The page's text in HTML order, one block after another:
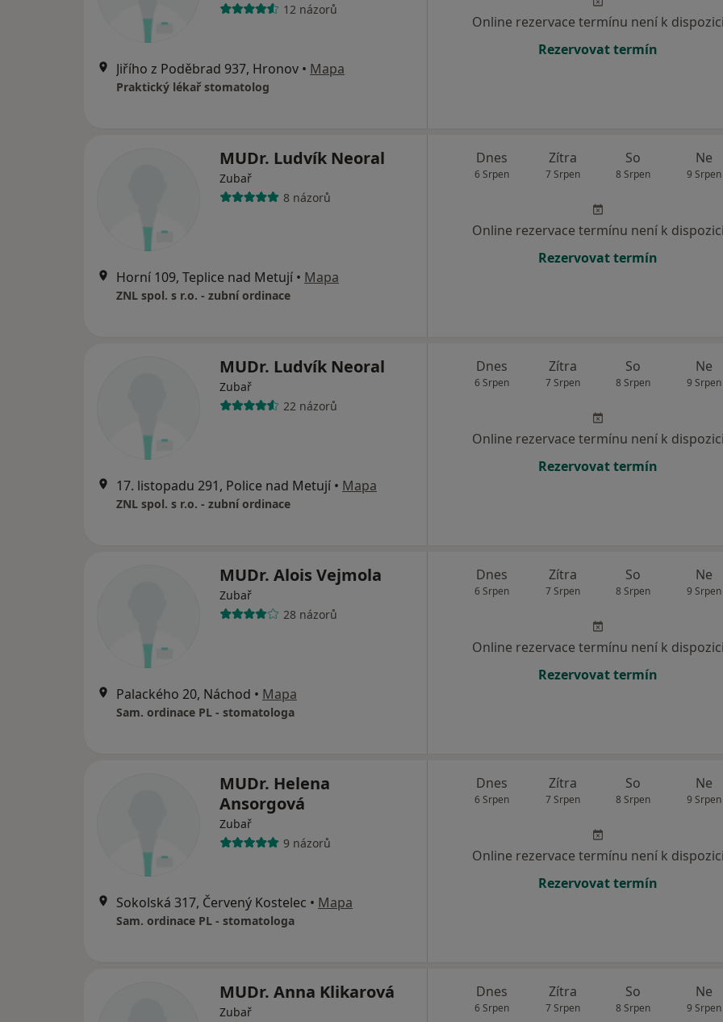
12 názorů
Jiřího z Poděbrad 937, Hronov • Mapa
Praktický lékař stomatolog
Online rezervace termínu není k dispozici
Rezervovat termín
MUDr. Ludvík Neoral
Zubař
8 názorů
Horní 109, Teplice nad Metují • Mapa
ZNL spol. s r.o. - zubní ordinace
Dnes
6 Srpen
Zítra
7 Srpen
So
8 Srpen
Ne
9 Srpen
Online rezervace termínu není k dispozici
Rezervovat termín
MUDr. Ludvík Neoral
Zubař
22 názorů
17. listopadu 291, Police nad Metují • Mapa
ZNL spol. s r.o. - zubní ordinace
Dnes
6 Srpen
Zítra
7 Srpen
So
8 Srpen
Ne
9 Srpen
Online rezervace termínu není k dispozici
Rezervovat termín
MUDr. Alois Vejmola
Zubař
28 názorů
Palackého 20, Náchod • Mapa
Sam. ordinace PL - stomatologa
Dnes
6 Srpen
Zítra
7 Srpen
So
8 Srpen
Ne
9 Srpen
Online rezervace termínu není k dispozici
Rezervovat termín
MUDr. Helena
Ansorgová
Zubař
9 názorů
Sokolská 317, Červený Kostelec • Mapa
Sam. ordinace PL - stomatologa
Dnes
6 Srpen
Zítra
7 Srpen
So
8 Srpen
Ne
9 Srpen
Online rezervace termínu není k dispozici
Rezervovat termín
MUDr. Anna Klikarová
Zubař
Dnes
6 Srpen
Zítra
7 Srpen
So
8 Srpen
Ne
9 Srpen